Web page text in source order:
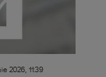
2026, 11:39